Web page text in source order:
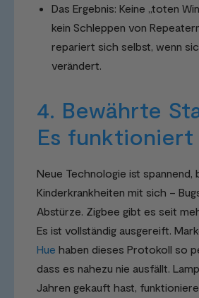
Das Ergebnis: Keine „toten
kein Schleppen von
repariert sich selbst, wenn
verändert.
4. Bewährte
Es funktioniert
Neue Technologie ist
Kinderkrankheiten mit sich –
Abstürze. Zigbee gibt es seit
Es ist vollständig ausgereift.
Hue haben dieses Protokoll so
dass es nahezu nie ausfällt.
Jahren gekauft hast,